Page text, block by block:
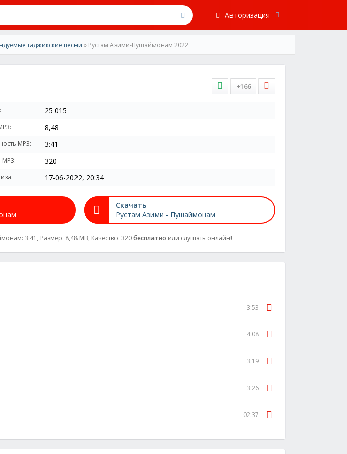
Авторизация
таджикские песни » Рустам Азими-Пушаймонам 2022
+166
25 015
8,48
MP3: 3:41
MP3: 320
17-06-2022, 20:34
Скачать
Рустам Азими - Пушаймонам
3:41, Размер: 8,48 MB, Качество: 320бесплатно или слушать онлайн!
3:53
4:08
3:19
3:26
02:37